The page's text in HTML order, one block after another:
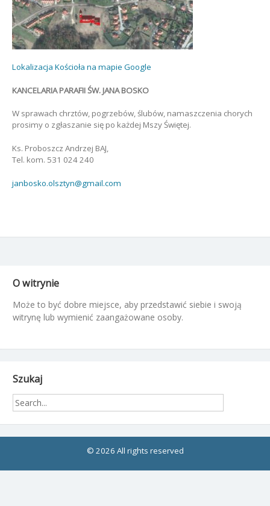
Lokalizacja Kościoła na mapie Google
KANCELARIA PARAFII ŚW. JANA BOSKO
W sprawach chrztów, pogrzebów, ślubów, namaszczenia chorych
prosimy o zgłaszanie się po każdej Mszy Świętej.
Ks. Proboszcz Andrzej BAJ,
Tel. kom. 531 024 240
janbosko.olsztyn@gmail.com
O witrynie
Może to być dobre miejsce, aby przedstawić siebie i swoją
witrynę lub wymienić zaangażowane osoby.
Szukaj
© 2026 All rights reserved